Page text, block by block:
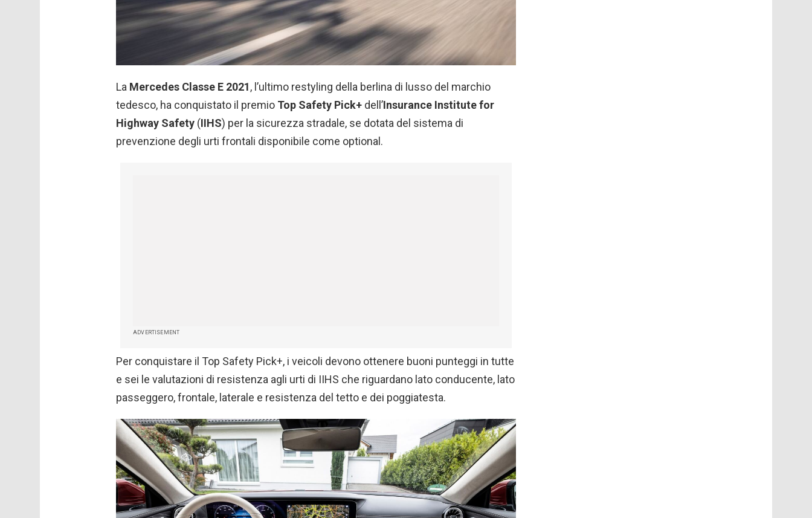
La Mercedes Classe E 2021, l’ultimo restyling della berlina di lusso del marchio
tedesco, ha conquistato il premio Top Safety Pick+ dell’Insurance Institute for
Highway Safety (IIHS) per la sicurezza stradale, se dotata del sistema di
prevenzione degli urti frontali disponibile come optional.
ADVERTISEMENT
Per conquistare il Top Safety Pick+, i veicoli devono ottenere buoni punteggi in tutte
e sei le valutazioni di resistenza agli urti di IIHS che riguardano lato conducente, lato
passeggero, frontale, laterale e resistenza del tetto e dei poggiatesta.